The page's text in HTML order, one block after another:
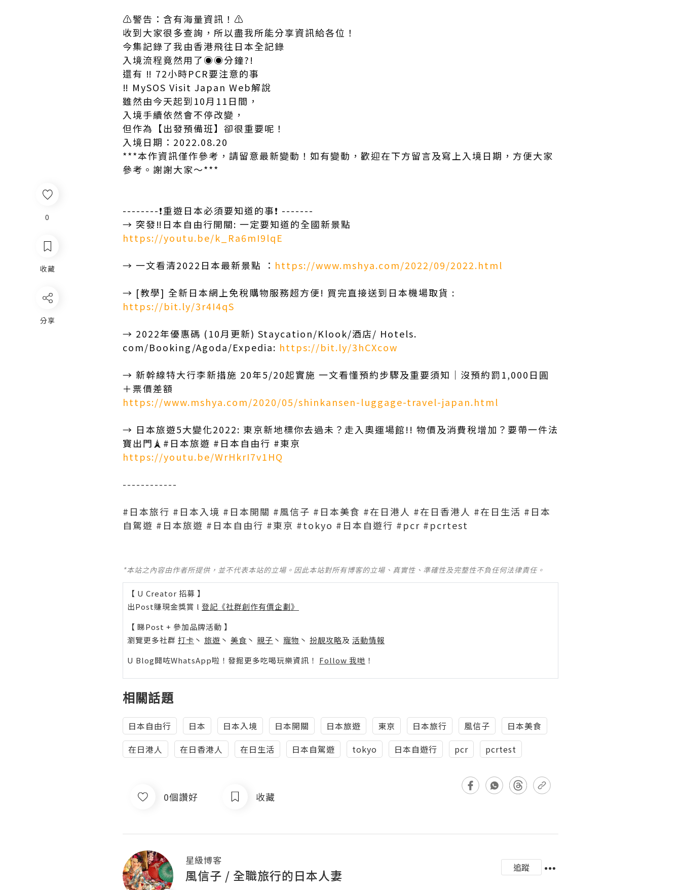
0
收藏
分享
⚠️警告：含有海量資訊！⚠️
收到大家很多查詢，所以盡我所能分享資訊給各位！
今集記錄了我由香港飛往日本全記錄
入境流程竟然用了◉◉分鐘?!
還有 ‼️ 72小時PCR要注意的事
‼️ MySOS Visit Japan Web解說
雖然由今天起到10月11日間，
入境手續依然會不停改變，
但作為【出發預備班】卻很重要呢！
入境日期：2022.08.20
***本作資訊僅作參考，請留意最新變動！如有變動，歡迎在下方留言及寫上入境日期，方便大家
參考。謝謝大家～***
--------❗重遊日本必須要知道的事❗ -------
→ 突發‼️日本自由行開關: 一定要知道的全國新景點
https://youtu.be/k_Ra6mI9lqE
→ 一文看清2022日本最新景點 ： https://www.mshya.com/2022/09/2022.html
→ [教學] 全新日本網上免稅購物服務超方便! 買完直接送到日本機場取貨 :
https://bit.ly/3r4I4qS
→ 2022年優惠碼 (10月更新) Staycation/Klook/酒店/ Hotels.
com/Booking/Agoda/Expedia: https://bit.ly/3hCXcow
→ 新幹線特大行李新措施 20年5/20起實施 一文看懂預約步驟及重要須知｜沒預約罰1,000日圓
＋票價差額
https://www.mshya.com/2020/05/shinkansen-luggage-travel-japan.html
→ 日本旅遊5大變化2022: 東京新地標你去過未？走入奧運場館!! 物價及消費稅增加？要帶一件法
寶出門🗼#日本旅遊 #日本自由行 #東京
https://youtu.be/WrHkrI7v1HQ
------------
#日本旅行 #日本入境 #日本開關 #風信子 #日本美食 #在日港人 #在日香港人 #在日生活 #日本
自駕遊 #日本旅遊 #日本自由行 #東京 #tokyo #日本自遊行 #pcr #pcrtest
*本站之內容由作者所提供，並不代表本站的立場。因此本站對所有博客的立場、真實性、準確性及完整性不負任何法律責任。
【 U Creator 招募 】
出Post賺現金獎賞 l 登記《社群創作有價企劃》
【 睇Post + 參加品牌活動 】
瀏覽更多社群 打卡 丶 旅遊 丶 美食 丶 親子 丶 寵物 丶 扮靚攻略及 活動情報
U Blog開咗WhatsApp啦！發掘更多吃喝玩樂資訊！ Follow 我哋 ！
相關話題
日本自由行 日本 日本入境 日本開關 日本旅遊 東京 日本旅行 風信子
日本美食
在日港人
在日香港人 在日生活 日本自駕遊 tokyo 日本自遊行 pcr pcrtest
0個讚好 收藏
星級博客
風信子 / 全職旅行的日本人妻 追蹤